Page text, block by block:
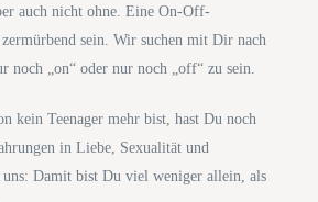
auch nicht ohne. Eine On-Off-
sein. Wir suchen mit Dir nach
noch „on“ oder nur noch „off“ zu sein.
kein Teenager mehr bist, hast Du noch
in Liebe, Sexualität und
uns: Damit bist Du viel weniger allein, als